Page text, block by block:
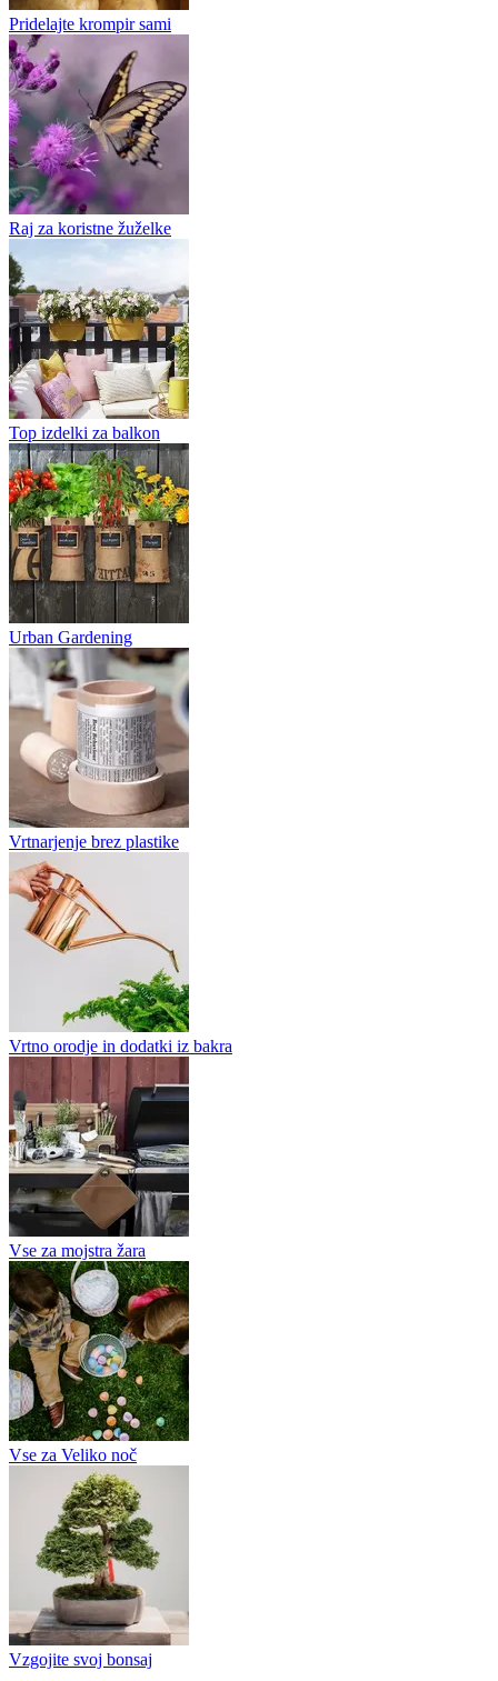
Pridelajte krompir sami
Raj za koristne žuželke
Top izdelki za balkon
Urban Gardening
Vrtnarjenje brez plastike
Vrtno orodje in dodatki iz bakra
Vse za mojstra žara
Vse za Veliko noč
Vzgojite svoj bonsaj